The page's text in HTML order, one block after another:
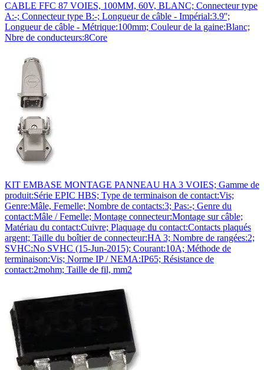
CABLE FFC 87 VOIES, 100MM, 60V, BLANC; Connecteur type
A:-; Connecteur type B:-; Longueur de câble - Impérial:3.9'';
Longueur de câble - Métrique:100mm; Couleur de la gaine:Blanc;
Nbre de conducteurs:8Core
KIT EMBASE MONTAGE PANNEAU HA 3 VOIES; Gamme de
produit:Série EPIC HBS; Type de terminaison de contact:Vis;
Genre:Mâle, Femelle; Nombre de contacts:3; Pas:-; Genre du
contact:Mâle / Femelle; Montage connecteur:Montage sur câble;
Matériau du contact:Cuivre; Plaquage du contact:Contacts plaqués
argent; Taille du boîtier de connecteur:HA 3; Nombre de rangées:2;
SVHC:No SVHC (15-Jun-2015); Courant:10A; Méthode de
terminaison:Vis; Norme IP / NEMA:IP65; Résistance de
contact:2mohm; Taille de fil, mm2